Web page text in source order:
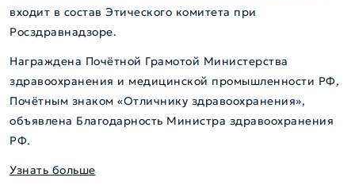
входит в состав Этического комитета при
Росздравнадзоре.
Награждена Почётной Грамотой Министерства
здравоохранения и медицинской промышленности РФ,
Почётным знаком «Отличнику здравоохранения»,
объявлена Благодарность Министра здравоохранения
РФ.
Узнать больше